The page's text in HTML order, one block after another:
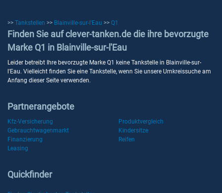
>> Tankstellen >> Blainville-sur-l'Eau >> Q1
Finden Sie auf clever-tanken.de die ihre bevorzugte
Marke Q1 in Blainville-sur-l'Eau
Leider betreibt Ihre bevorzugte Marke Q1 keine Tankstelle in Blainville-sur-
l'Eau. Vielleicht finden Sie eine Tankstelle, wenn Sie unsere Umkreissuche am
Anfang dieser Seite verwenden.
Partnerangebote
Kfz-Versicherung
Produktvergleich
Gebrauchtwagenmarkt
Kindersitze
Finanzierung
Reifen
Leasing
Quickfinder